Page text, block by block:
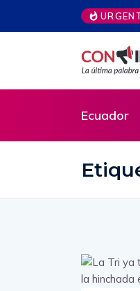
2029 por
Ecuador